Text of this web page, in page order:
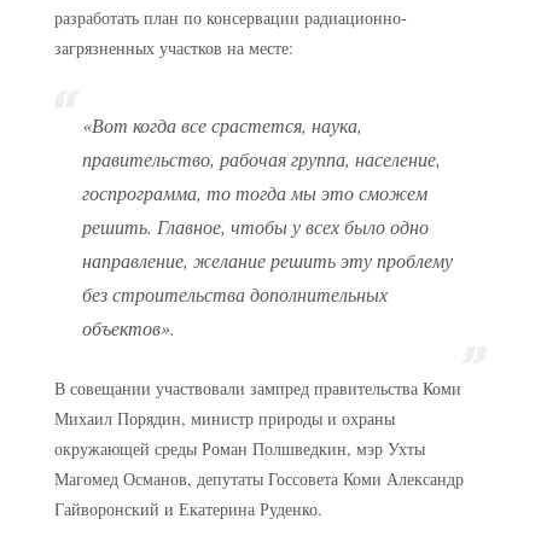
разработать план по консервации радиационно-
загрязненных участков на месте:
«Вот когда все срастется, наука,
правительство, рабочая группа, население,
госпрограмма, то тогда мы это сможем
решить. Главное, чтобы у всех было одно
направление, желание решить эту проблему
без строительства дополнительных
объектов».
В совещании участвовали зампред правительства Коми
Михаил Порядин, министр природы и охраны
окружающей среды Роман Полшведкин, мэр Ухты
Магомед Османов, депутаты Госсовета Коми Александр
Гайворонский и Екатерина Руденко.